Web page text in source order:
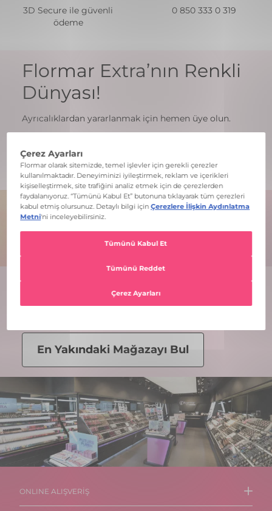
3D Secure ile güvenli
ödeme
0 850 333 0 319
Flormar Extra’nın Renkli
Dünyası!
Ayrıcalıklardan yararlanmak için hemen üye olun.
Üye Ol
Mağazalar
En Yakındaki Mağazayı Bul
ONLINE ALIŞVERİŞ